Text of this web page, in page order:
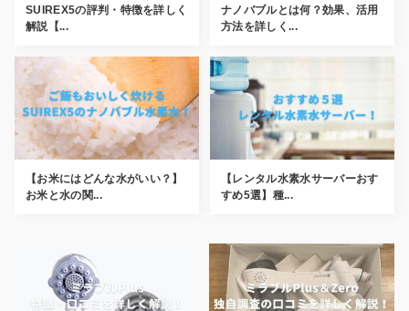
SUIREX5の評判・特徴を詳しく
解説【...
ナノバブルとは何？効果、活用
方法を詳しく...
【お米にはどんな水がいい？】
お米と水の関...
【レンタル水素水サーバーおす
すめ5選】種...